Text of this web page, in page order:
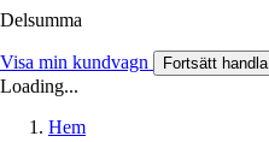
Delsumma
Visa min kundvagn Fortsätt handla
Loading...
Hem